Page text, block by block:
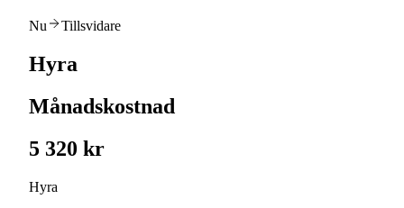
Nu Tillsvidare
Hyra
Månadskostnad
5 320 kr
Hyra